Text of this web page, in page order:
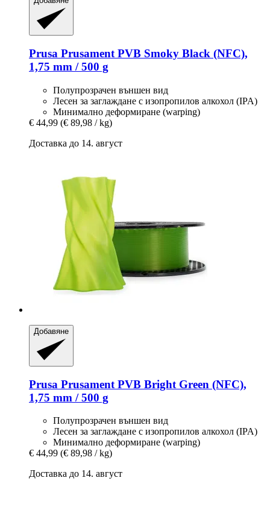
Prusa Prusament PVB Smoky Black (NFC),
1,75 mm / 500 g
Полупрозрачен външен вид
Лесен за заглаждане с изопропилов алкохол (IPA)
Минимално деформиране (warping)
€ 44,99 (€ 89,98 / kg)
Доставка до 14. август
Добавяне
Prusa Prusament PVB Bright Green (NFC),
1,75 mm / 500 g
Полупрозрачен външен вид
Лесен за заглаждане с изопропилов алкохол (IPA)
Минимално деформиране (warping)
€ 44,99 (€ 89,98 / kg)
Доставка до 14. август